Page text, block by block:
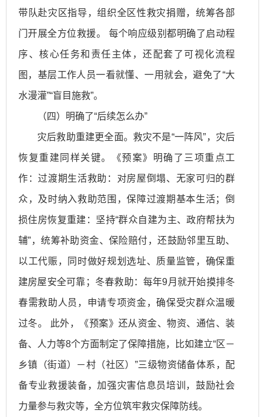
带队赴灾区指导，组织全区性救灾捐赠，统筹各部
门开展全方位救援。 每个响应级别都明确了启动程
序、核心任务和责任主体，还配套了可视化流程
图，基层工作人员一看就懂、一用就会，避免了“大
水漫灌”“盲目施救”。
（四）明确了“后续怎么办”
灾后救助重建更全面。救灾不是“一阵风”，灾后
恢复重建同样关键。《预案》明确了三项重点工
作：过渡期生活救助：对房屋倒塌、无家可归的群
众，及时纳入救助范围，保障过渡期基本生活；倒
损住房恢复重建：坚持“群众自建为主、政府帮扶为
辅”，统筹补助资金、保险赔付，还鼓励邻里互助、
以工代赈，同时做好规划选址、质量监管，确保重
建房屋安全可靠；冬春救助：每年9月就开始摸排冬
春需救助人员，申请专项资金，确保受灾群众温暖
过冬。 此外，《预案》还从资金、物资、通信、装
备、人力等8个方面制定了保障措施，比如建立“区－
乡镇（街道）－村（社区）”三级物资储备体系，配
备专业救援装备，加强灾害信息员培训，鼓励社会
力量参与救灾等，全方位筑牢救灾保障防线。